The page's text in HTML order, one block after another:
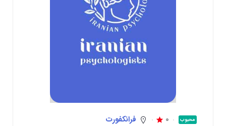
محبوب 0 فرانکفورت